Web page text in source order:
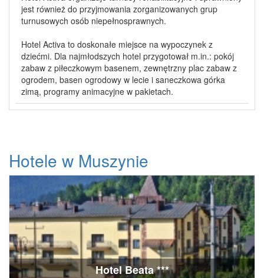
jest również do przyjmowania zorganizowanych grup
turnusowych osób niepełnosprawnych.
Hotel Activa to doskonałe miejsce na wypoczynek z
dziećmi. Dla najmłodszych hotel przygotował m.in.: pokój
zabaw z piłeczkowym basenem, zewnętrzny plac zabaw z
ogrodem, basen ogrodowy w lecie i saneczkowa górka
zimą, programy animacyjne w pakietach.
Hotele w Muszynie
Hotel Beata ***